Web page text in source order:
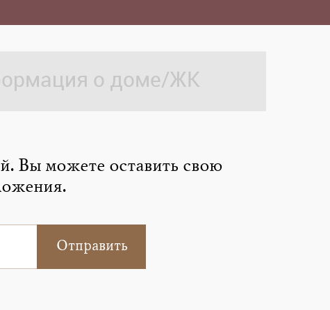
о доме/ЖК
Вы можете оставить свою
Отправить